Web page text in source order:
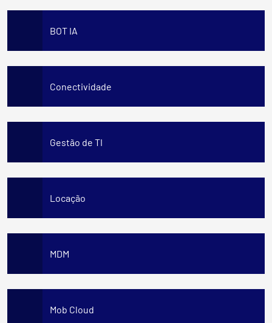
BOT IA
Conectividade
Gestão de TI
Locação
MDM
Mob Cloud